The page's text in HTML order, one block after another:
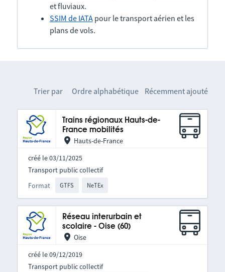
et fluviaux.
SSIM de IATApour le transport aérien et les
plans de vols.
Trier par Ordre alphabétique Récemment ajouté
Trains régionaux Hauts-de-
France mobilités
Hauts-de-France
créé le 03/11/2025
Format GTFS NeTEx
Transport public collectif
Réseau interurbain et
scolaire - Oise (60)
Oise
créé le 09/12/2019
Transport public collectif